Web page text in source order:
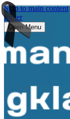
Skip to main content
footer
Open Menu